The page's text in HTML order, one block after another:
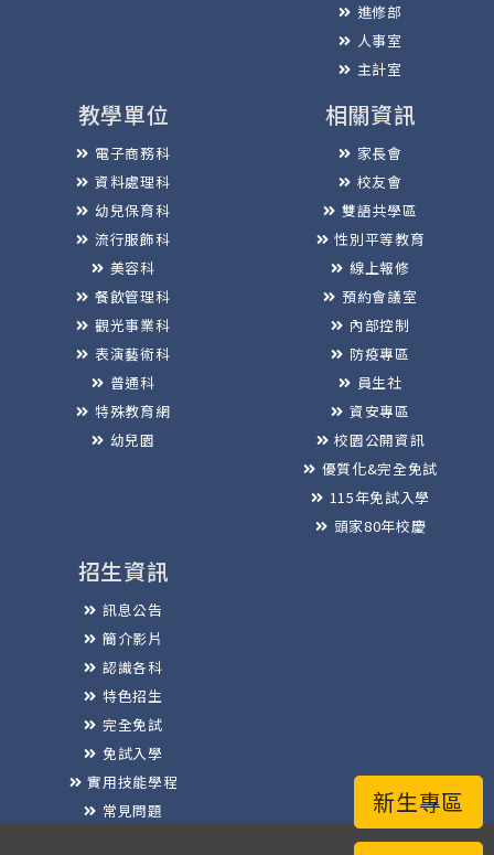
新生專區
進修部
人事室
主計室
教學單位
電子商務科
資料處理科
幼兒保育科
流行服飾科
美容科
餐飲管理科
觀光事業科
表演藝術科
普通科
特殊教育網
幼兒園
相關資訊
家長會
校友會
雙語共學區
性別平等教育
線上報修
預約會議室
內部控制
防疫專區
員生社
資安專區
校園公開資訊
優質化&完全免試
115年免試入學
頭家80年校慶
招生資訊
訊息公告
簡介影片
認識各科
特色招生
完全免試
免試入學
實用技能學程
常見問題